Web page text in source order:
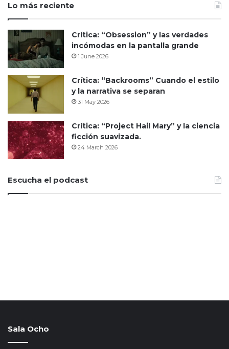
Lo más reciente
Crítica: “Obsession” y las verdades
incómodas en la pantalla grande
1 June 2026
Crítica: “Backrooms” Cuando el estilo
y la narrativa se separan
31 May 2026
Crítica: “Project Hail Mary” y la ciencia
ficción suavizada.
24 March 2026
Escucha el podcast
Sala Ocho